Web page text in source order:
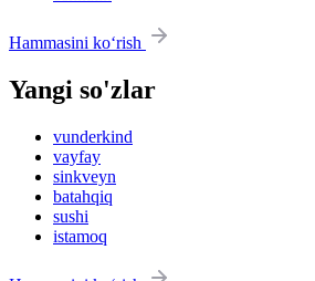
Hammasini ko‘rish
Yangi so'zlar
vunderkind
vayfay
sinkveyn
batahqiq
sushi
istamoq